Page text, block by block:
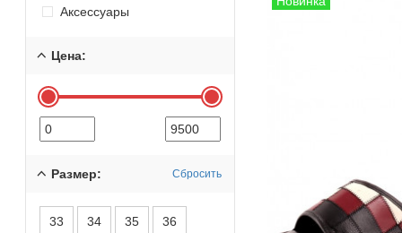
Аксессуары
Цена:
Размер: Сбросить
33 34 35 36